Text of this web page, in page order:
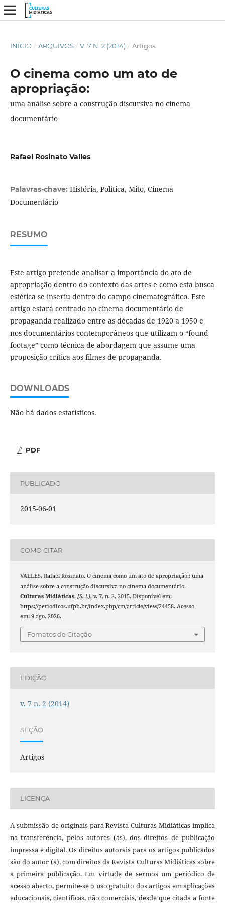
INÍCIO / ARQUIVOS / V. 7 N. 2 (2014) / Artigos
O cinema como um ato de
apropriação:
uma análise sobre a construção discursiva no cinema
documentário
Rafael Rosinato Valles
Palavras-chave: História, Política, Mito, Cinema
Documentário
RESUMO
Este artigo pretende analisar a importância do ato de
apropriação dentro do contexto das artes e como esta busca
estética se inseriu dentro do campo cinematográfico. Este
artigo estará centrado no cinema documentário de
propaganda realizado entre as décadas de 1920 a 1950 e
nos documentários contemporâneos que utilizam o “found
footage” como técnica de abordagem que assume uma
proposição crítica aos filmes de propaganda.
DOWNLOADS
Não há dados estatísticos.
PDF
PUBLICADO
2015-06-01
COMO CITAR
VALLES, Rafael Rosinato. O cinema como um ato de apropriação:: uma
análise sobre a construção discursiva no cinema documentário.
Culturas Midiáticas, [S. l.], v. 7, n. 2, 2015. Disponível em:
https://periodicos.ufpb.br/index.php/cm/article/view/24458. Acesso
em: 9 ago. 2026.
Fomatos de Citação
EDIÇÃO
v. 7 n. 2 (2014)
SEÇÃO
Artigos
LICENÇA
A submissão de originais para Revista Culturas Midiáticas implica
na transferência, pelos autores (as), dos direitos de publicação
impressa e digital. Os direitos autorais para os artigos publicados
são do autor (a), com direitos da Revista Culturas Midiáticas sobre
a primeira publicação. Em virtude de sermos um periódico de
acesso aberto, permite-se o uso gratuito dos artigos em aplicações
educacionais, científicas, não comerciais, desde que citada a fonte